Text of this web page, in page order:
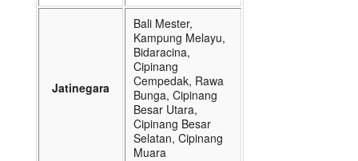
Jatinegara
Bali Mester,
Kampung Melayu,
Bidaracina,
Cipinang
Cempedak, Rawa
Bunga, Cipinang
Besar Utara,
Cipinang Besar
Selatan, Cipinang
Muara